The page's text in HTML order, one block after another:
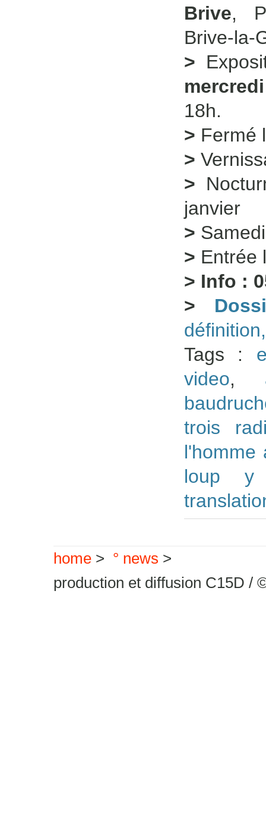
Brive,
Brive-la-
>
18h.
> Fermé
>
>
janvier
>
> Entrée
> Info :
>
Tags :
video,
trois
l'homme
loup
home > ° news >
production et diffusion C15D /